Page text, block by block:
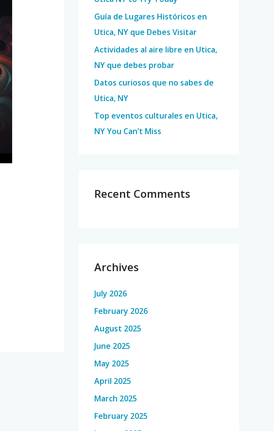
r
:
Guía de Lugares Históricos en
Utica, NY que Debes Visitar
Actividades al aire libre en Utica,
NY que debes probar
Datos curiosos que no sabes de
Utica, NY
Top eventos culturales en Utica,
NY You Can’t Miss
Recent Comments
Archives
July 2026
February 2026
August 2025
June 2025
May 2025
April 2025
March 2025
February 2025